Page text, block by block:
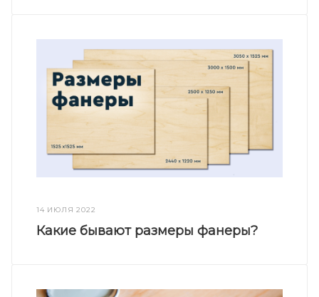
14 ИЮЛЯ 2022
Какие бывают размеры фанеры?